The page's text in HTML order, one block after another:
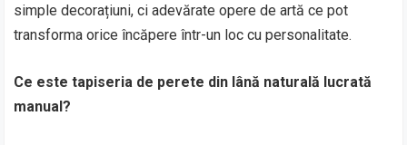
simple decorațiuni, ci adevărate opere de artă ce pot
transforma orice încăpere într-un loc cu personalitate.
Ce este tapiseria de perete din lână naturală lucrată
manual?